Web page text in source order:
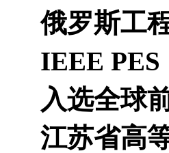
俄罗斯工
IEEE PES
入选全球
江苏省高